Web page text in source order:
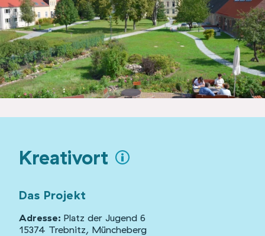
Kreativort
Das Projekt
Adresse: Platz der Jugend 6
15374 Trebnitz, Müncheberg